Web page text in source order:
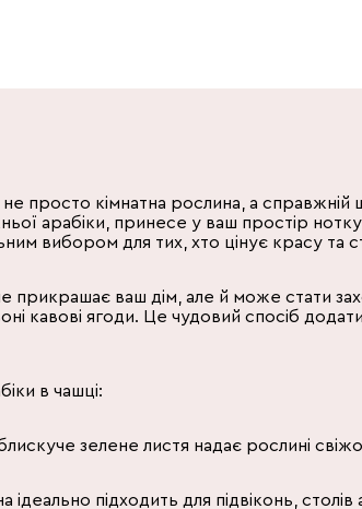
просто кімнатна рослина, а справжній
арабіки, принесе у ваш простір нотку
вибором для тих, хто цінує красу та
прикрашає ваш дім, але й може стати
кавові ягоди. Це чудовий спосіб
в чашці:
зелене листя надає рослині
ідеально підходить для підвіконь,